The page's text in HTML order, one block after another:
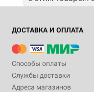
ДОСТАВКА И ОПЛАТА
Способы оплаты
Службы доставки
Адреса магазинов